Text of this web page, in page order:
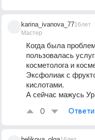
karina_ivanova_77
Мастер
16лет
Когда была
пользовалась
косметолога и
Эксфолиак с
кислотами.
А сейчас мажусь
0